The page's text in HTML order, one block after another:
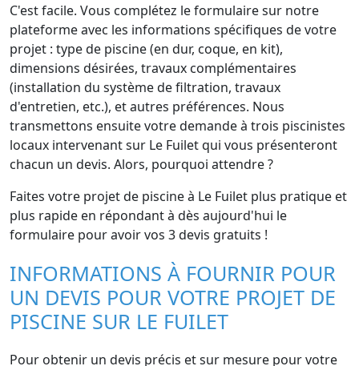
C'est facile. Vous complétez le formulaire sur notre
plateforme avec les informations spécifiques de votre
projet : type de piscine (en dur, coque, en kit),
dimensions désirées, travaux complémentaires
(installation du système de filtration, travaux
d'entretien, etc.), et autres préférences. Nous
transmettons ensuite votre demande à trois piscinistes
locaux intervenant sur Le Fuilet qui vous présenteront
chacun un devis. Alors, pourquoi attendre ?
Faites votre projet de piscine à Le Fuilet plus pratique et
plus rapide en répondant à dès aujourd'hui le
formulaire pour avoir vos 3 devis gratuits !
INFORMATIONS À FOURNIR POUR
UN DEVIS POUR VOTRE PROJET DE
PISCINE SUR LE FUILET
Pour obtenir un devis précis et sur mesure pour votre